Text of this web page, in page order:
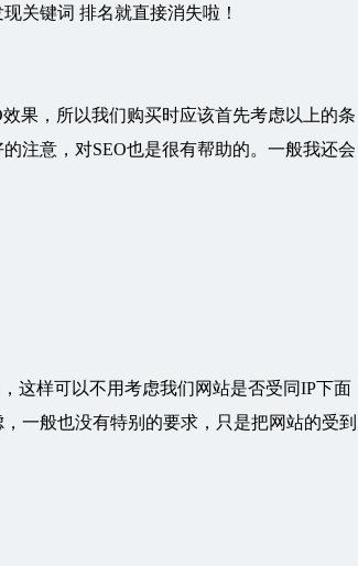
关键词 排名就直接消失啦！
果，所以我们购买时应该首先考虑以上的条
注意，对SEO也是很有帮助的。一般我还会
这样可以不用考虑我们网站是否受同IP下面
一般也没有特别的要求，只是把网站的受到